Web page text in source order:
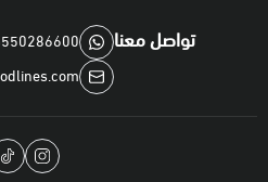
تواصل معنا